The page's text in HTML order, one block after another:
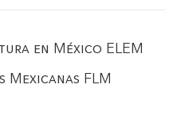
en México ELEM
Mexicanas FLM